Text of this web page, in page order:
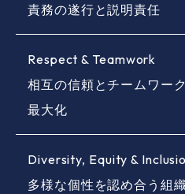
す。
責務の遂行と説明責任
を理解し、行動や結果に
活動を行います。
Respect & Teamwork
相互の信頼とチームワー
最大化
いを尊重し、知識やアイ
ームとして力を発揮します
Diversity, Equity &
多様な個性を認め合う組